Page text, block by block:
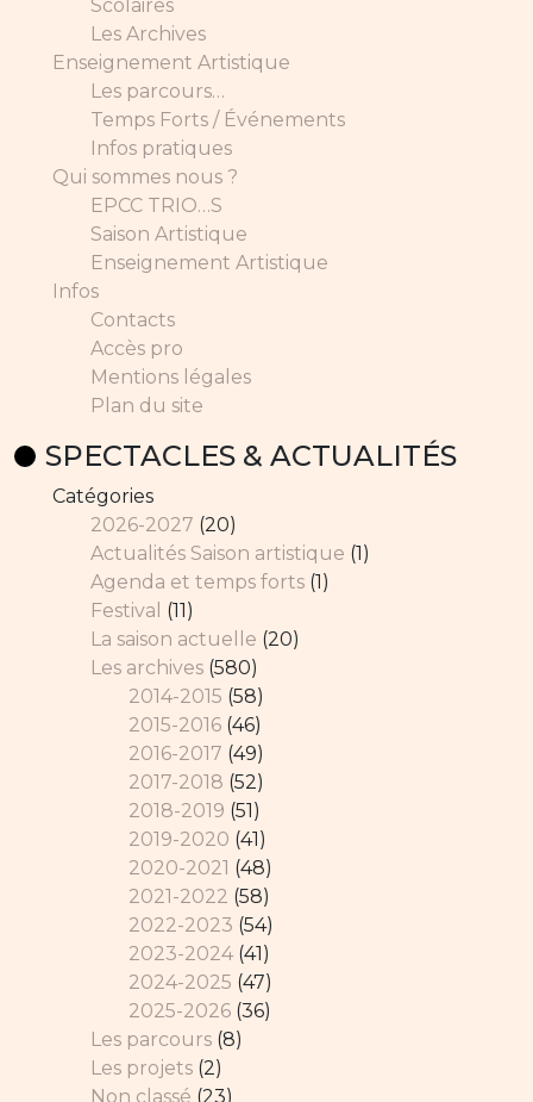
Scolaires
Les Archives
Enseignement Artistique
Les parcours…
Temps Forts / Événements
Infos pratiques
Qui sommes nous ?
EPCC TRIO…S
Saison Artistique
Enseignement Artistique
Infos
Contacts
Accès pro
Mentions légales
Plan du site
SPECTACLES & ACTUALITÉS
Catégories
2026-2027 (20)
Actualités Saison artistique (1)
Agenda et temps forts (1)
Festival (11)
La saison actuelle (20)
Les archives (580)
2014-2015 (58)
2015-2016 (46)
2016-2017 (49)
2017-2018 (52)
2018-2019 (51)
2019-2020 (41)
2020-2021 (48)
2021-2022 (58)
2022-2023 (54)
2023-2024 (41)
2024-2025 (47)
2025-2026 (36)
Les parcours (8)
Les projets (2)
Non classé (23)